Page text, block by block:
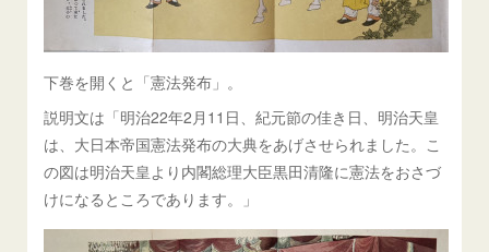
下巻を開くと「憲法発布」。
説明文は「明治22年2月11日、紀元節の佳き日、明治天皇
は、大日本帝国憲法発布の大典をあげさせられました。こ
の図は明治天皇より内閣総理大臣黒田清隆に憲法をおさづ
けになるところであります。」